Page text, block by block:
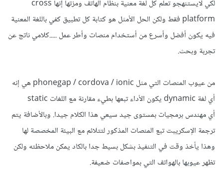
لكي لايستنهجو تعلم كل لغة معنية بنظام الهاتف ومزتها إنها cross
platform فقط ولكن الحل الأمثل هو كتابة كل تطبيق كفي باللغة المعنية
فيه يكون أفضل وأسرع من أستخدام منصات وأطر عمل .....كلامي ناتج عن
تجربة وبحث.
من عيوب المنصات التي مثل phonegap / cordova / ionic هي إنه
أي لغة dynamic يكون الأداء تبعها بطيء مقارنة مع اللغات static
أي مهندس برمجيات بمستوى جيد سيعي هذا الكلام جيدا. وبالأضافة يتم
ترجمة الاٍسكريبت تبع المنصات المذكور لتتلائم مع البيئة المخصصة لها
وهذا يأخذ وقت في التنفيذ بشكل بسيط جدا بالكاد يمكن ملاحظته ولكن
تظهر عيوبها بالهواتف التي بمواصفات ضعيفة.